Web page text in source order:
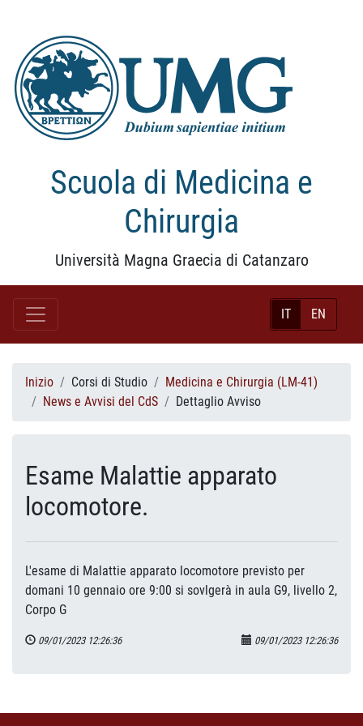
Scuola di Medicina e
Chirurgia
Università Magna Graecia di Catanzaro
IT EN
Inizio Corsi di Studio
Medicina e Chirurgia (LM-41)
News e Avvisi del CdS
Dettaglio Avviso
Esame Malattie apparato
locomotore.
L'esame di Malattie apparato locomotore previsto per
domani 10 gennaio ore 9:00 si sovlgerà in aula G9, livello 2,
Corpo G
09/01/2023 12:26:36 09/01/2023 12:26:36